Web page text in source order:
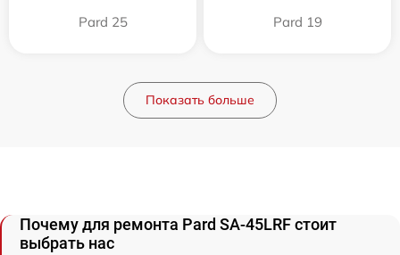
Pard 25 Pard 19
Показать больше
Почему для ремонта Pard SA-45LRF стоит
выбрать нас